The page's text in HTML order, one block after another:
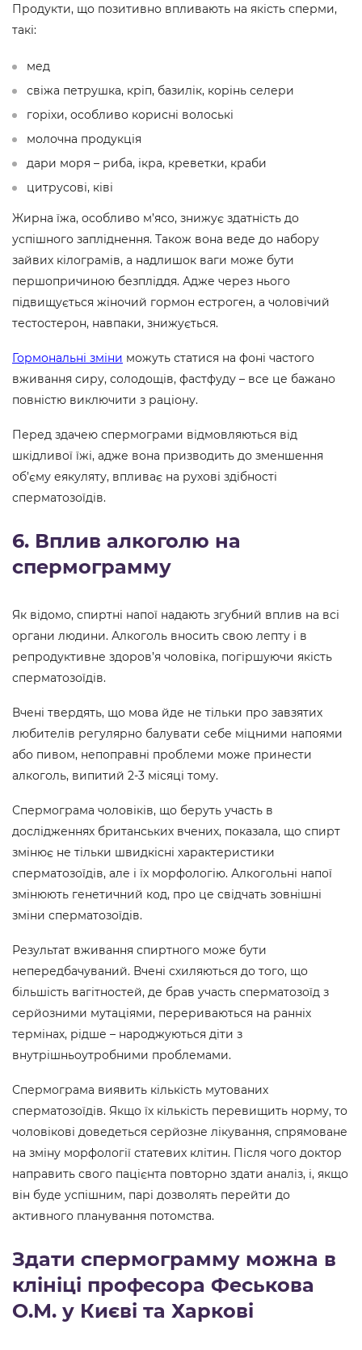
Продукти, що позитивно впливають на якість сперми,
такі:
мед
свіжа петрушка, кріп, базилік, корінь селери
горіхи, особливо корисні волоські
молочна продукція
дари моря – риба, ікра, креветки, краби
цитрусові, ківі
Жирна їжа, особливо м’ясо, знижує здатність до
успішного запліднення. Також вона веде до набору
зайвих кілограмів, а надлишок ваги може бути
першопричиною безпліддя. Адже через нього
підвищується жіночий гормон естроген, а чоловічий
тестостерон, навпаки, знижується.
Гормональні зміни можуть статися на фоні частого
вживання сиру, солодощів, фастфуду – все це бажано
повністю виключити з раціону.
Перед здачею спермограми відмовляються від
шкідливої ​​їжі, адже вона призводить до зменшення
об’єму еякуляту, впливає на рухові здібності
сперматозоїдів.
6. Вплив алкоголю на
спермограмму
Як відомо, спиртні напої надають згубний вплив на всі
органи людини. Алкоголь вносить свою лепту і в
репродуктивне здоров’я чоловіка, погіршуючи якість
сперматозоїдів.
Вчені твердять, що мова йде не тільки про завзятих
любителів регулярно балувати себе міцними напоями
або пивом, непоправні проблеми може принести
алкоголь, випитий 2-3 місяці тому.
Спермограма чоловіків, що беруть участь в
дослідженнях британських вчених, показала, що спирт
змінює не тільки швидкісні характеристики
сперматозоїдів, але і їх морфологію. Алкогольні напої
змінюють генетичний код, про це свідчать зовнішні
зміни сперматозоїдів.
Результат вживання спиртного може бути
непередбачуваний. Вчені схиляються до того, що
більшість вагітностей, де брав участь сперматозоїд з
серйозними мутаціями, перериваються на ранніх
термінах, рідше – народжуються діти з
внутрішньоутробними проблемами.
Спермограма виявить кількість мутованих
сперматозоїдів. Якщо їх кількість перевищить норму, то
чоловікові доведеться серйозне лікування, спрямоване
на зміну морфології статевих клітин. Після чого доктор
направить свого пацієнта повторно здати аналіз, і, якщо
він буде успішним, парі дозволять перейти до
активного планування потомства.
Здати спермограмму можна в
клініці професора Феськова
О.М. у Києві та Харкові